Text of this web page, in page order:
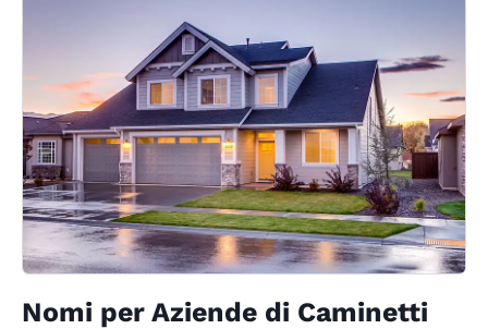
Nomi per Aziende di Caminetti